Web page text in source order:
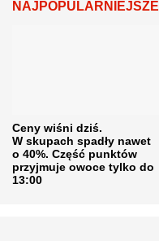
NAJPOPULARNIEJSZE
Ceny wiśni dziś.
W skupach spadły nawet
o 40%. Część punktów
przyjmuje owoce tylko do
13:00